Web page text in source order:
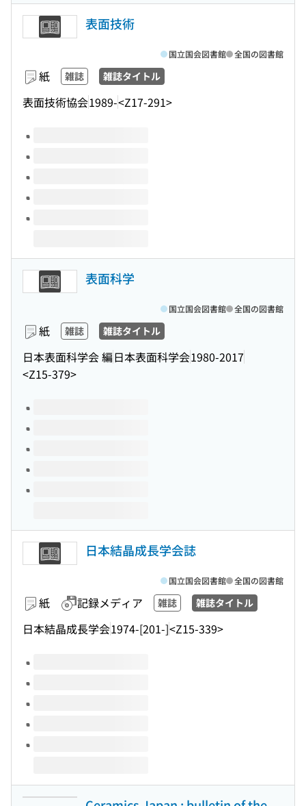
表面技術
紙 雑誌 雑誌タイトル
表面技術協会1989-<Z17-291>
国立国会図書館 全国の図書館
このタイトルの巻号
表面科学
紙 雑誌 雑誌タイトル
日本表面科学会 編日本表面科学会1980-2017
<Z15-379>
国立国会図書館 全国の図書館
このタイトルの巻号
日本結晶成長学会誌
紙 記録メディア 雑誌 雑誌タイトル
日本結晶成長学会1974-[201-]<Z15-339>
国立国会図書館 全国の図書館
このタイトルの巻号